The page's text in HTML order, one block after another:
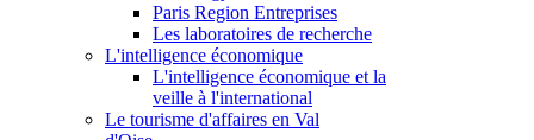
Paris Region Entreprises
Les laboratoires de recherche
L'intelligence économique
L'intelligence économique et la
veille à l'international
Le tourisme d'affaires en Val